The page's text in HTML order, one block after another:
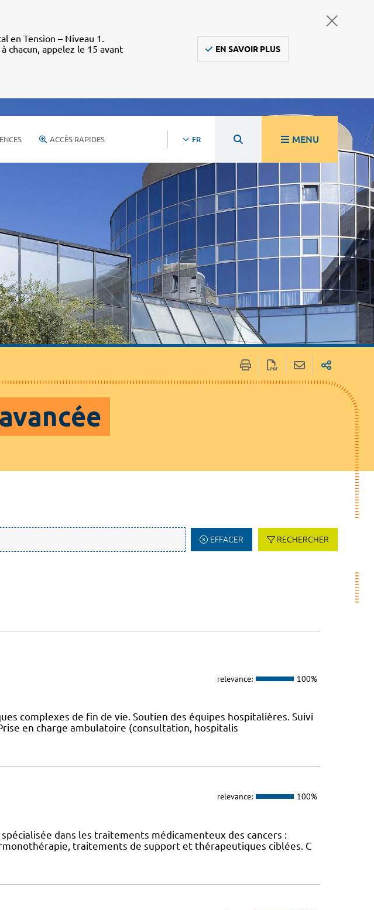
en Tension – Niveau 1.
chacun, appelez le 15 avant
EN SAVOIR PLUS
ACCÈS RAPIDES FR MENU
EFFACER RECHERCHER
relevance: 100%
complexes de fin de vie. Soutien des équipes hospitalières. Suivi
en charge ambulatoire (consultation, hospitalis
relevance: 100%
dans les traitements médicamenteux des cancers :
traitements de support et thérapeutiques ciblées. C